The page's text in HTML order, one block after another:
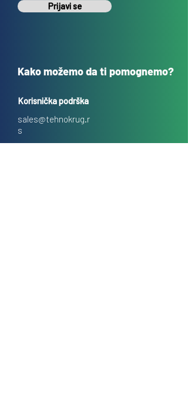
Prijavi se
Kako možemo da ti pomognemo?
Korisnička podrška
sales@tehnokrug.r
s